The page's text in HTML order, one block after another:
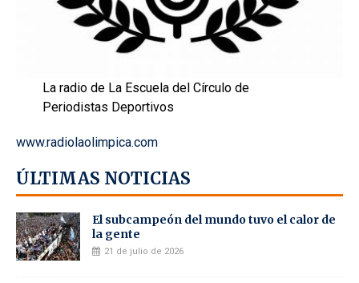
La radio de La Escuela del Círculo de
Periodistas Deportivos
www.radiolaolimpica.com
ÚLTIMAS NOTICIAS
El subcampeón del mundo tuvo el calor de
la gente
21 de julio de 2026